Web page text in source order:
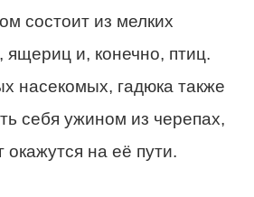
состоит из мелких
и, конечно, птиц.
насекомых, гадюка также
себя ужином из черепах,
окажутся на её пути.